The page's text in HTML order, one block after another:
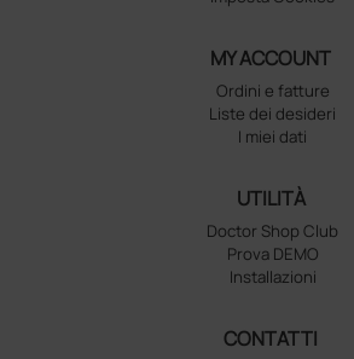
MY ACCOUNT
Ordini e fatture
Liste dei desideri
I miei dati
UTILITÀ
Doctor Shop Club
Prova DEMO
Installazioni
CONTATTI